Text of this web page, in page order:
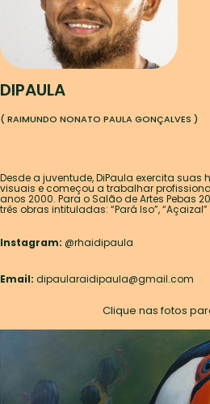
DIPAULA
( RAIMUNDO NONATO PAULA GONÇALVES )
Desde a juventude, DiPaula exercita
visuais e começou a trabalhar
anos 2000. Para o Salão de Artes Pebas
três obras intituladas: “Pará Iso”, “Açaizal”
Instagram: @rhaidipaula
Email: dipaularaidipaula@gmail.com
Clique nas fotos